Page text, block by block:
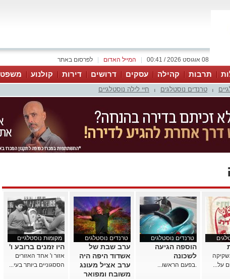
לפרסום באתר המייל האדום 08 אוגוסט 2026 / 00:41
תרבות קהילה עסקים דרושים דירות קולנוע משפט
טרנדים נוסטלגים חיי לילה נוסטלגיים
על...
טרנדים נוסטלגים
הוספה הגיעה
לשכונה
.בפעם הראשו...
טרנדים נוסטלגים
ערב שבת של
אשדוד היפה היה
ערב אציל מעונג
משובח ומפואר
מקומות נוסטלגיים
היו זמנים ברובע ו'
אזור ו' אחד האזורים
הססגוניים ביותר בעי...